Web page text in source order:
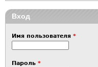
Вход
Имя пользователя *
Пароль *